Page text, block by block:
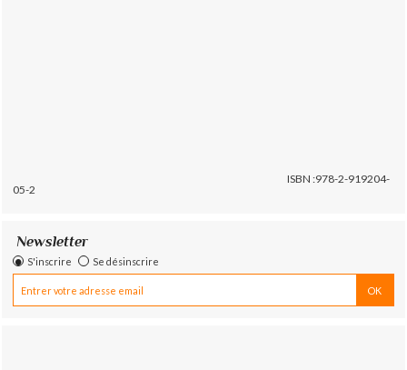
ISBN :978-2-919204-
05-2
Newsletter
S'inscrire Se désinscrire